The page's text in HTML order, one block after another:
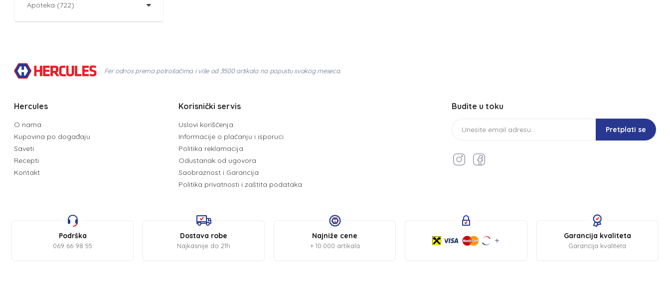
Apoteka (722)
Fer odnos prema potrošačima i više od 3500 artikala na popustu svakog meseca.
Hercules
O nama
Kupovina po događaju
Saveti
Recepti
Kontakt
Korisnički servis
Uslovi korišćenja
Informacije o plaćanju i isporuci
Politika reklamacija
Odustanak od ugovora
Saobraznost i Garancija
Politika privatnosti i zaštita podataka
Budite u toku
Pretplati se
Podrška
069 66 98 55
Dostava robe
Najkasnije do 21h
Najniže cene
+ 10.000 artikala
Garancija kvaliteta
Garancija kvaliteta